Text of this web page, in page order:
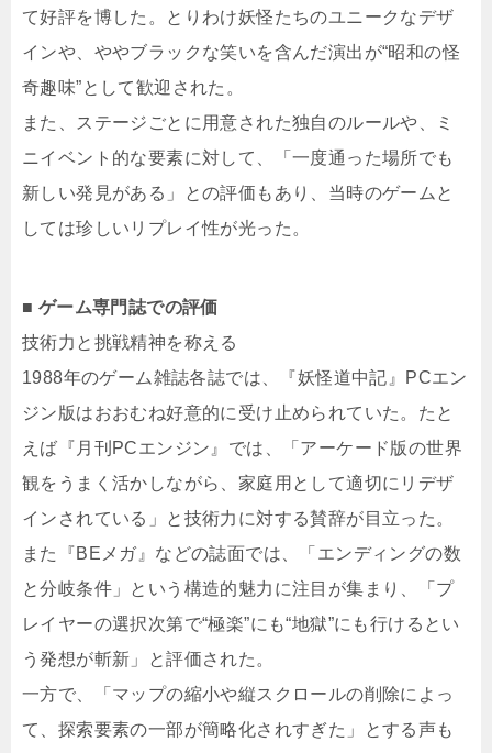
て好評を博した。とりわけ妖怪たちのユニークなデザ
インや、ややブラックな笑いを含んだ演出が“昭和の怪
奇趣味”として歓迎された。
また、ステージごとに用意された独自のルールや、ミ
ニイベント的な要素に対して、「一度通った場所でも
新しい発見がある」との評価もあり、当時のゲームと
しては珍しいリプレイ性が光った。
■ ゲーム専門誌での評価
技術力と挑戦精神を称える
1988年のゲーム雑誌各誌では、『妖怪道中記』PCエン
ジン版はおおむね好意的に受け止められていた。たと
えば『月刊PCエンジン』では、「アーケード版の世界
観をうまく活かしながら、家庭用として適切にリデザ
インされている」と技術力に対する賛辞が目立った。
また『BEメガ』などの誌面では、「エンディングの数
と分岐条件」という構造的魅力に注目が集まり、「プ
レイヤーの選択次第で“極楽”にも“地獄”にも行けるとい
う発想が斬新」と評価された。
一方で、「マップの縮小や縦スクロールの削除によっ
て、探索要素の一部が簡略化されすぎた」とする声も